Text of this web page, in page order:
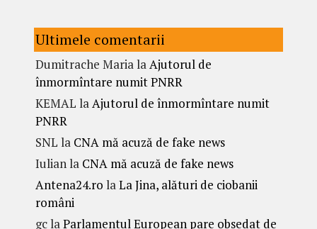
Ultimele comentarii
Dumitrache MarialaAjutorul de
înmormîntare numit PNRR
KEMAL laAjutorul de înmormîntare numit
PNRR
SNL la CNA mă acuză de fake news
Iulianla CNA mă acuză de fake news
Antena24.ro laLa Jina, alături de ciobanii
români
gclaParlamentul European pare obsedat de